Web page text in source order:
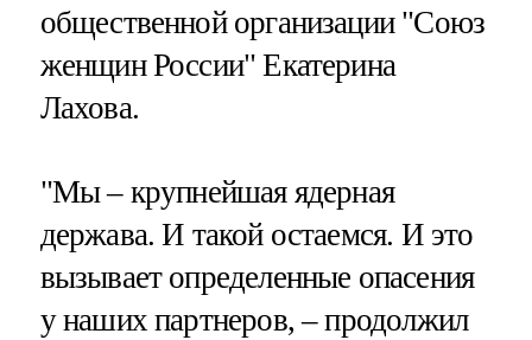
общественной организации "Союз
женщин России" Екатерина
Лахова.
"Мы – крупнейшая ядерная
держава. И такой остаемся. И это
вызывает определенные опасения
у наших партнеров, – продолжил